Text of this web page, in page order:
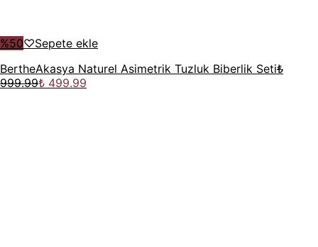
%50♡Sepete ekle
Berthe Akasya Naturel Asimetrik Tuzluk Biberlik Seti₺
999.99₺ 499.99